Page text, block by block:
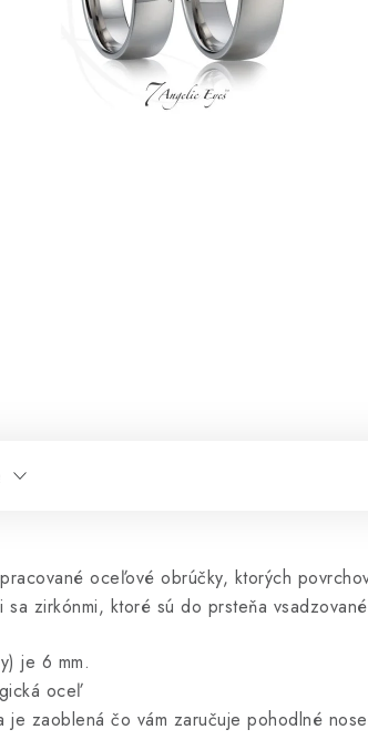
oceľové obrúčky, ktorých
sa zirkónmi, ktoré sú do prsteňa
je 6 mm.
oceľ
je zaoblená čo vám zaručuje pohodlné